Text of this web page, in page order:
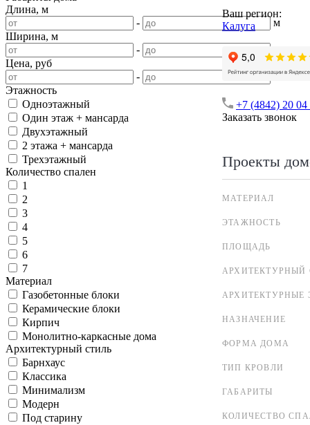
Ваш регион:
Калуга
+7 (4842) 20 04
Заказать звонок
Проекты
МАТЕРИАЛ
ЭТАЖНОСТЬ
ПЛОЩАДЬ
АРХИТЕКТУРНЫЙ
АРХИТЕКТУРНЫЕ
НАЗНАЧЕНИЕ
ФОРМА ДОМА
ТИП КРОВЛИ
ГАБАРИТЫ
КОЛИЧЕСТВО
Длина, м
-
м
Ширина, м
-
Цена, руб
-
Этажность
Одноэтажный
Один этаж + мансарда
Двухэтажный
2 этажа + мансарда
Трехэтажный
Количество спален
1
2
3
4
5
6
7
Материал
Газобетонные блоки
Керамические блоки
Кирпич
Монолитно-каркасные дома
Архитектурный стиль
Барнхаус
Классика
Минимализм
Модерн
Под старину